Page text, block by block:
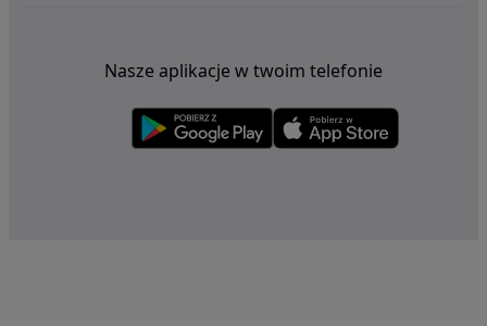
Nasze aplikacje w twoim telefonie